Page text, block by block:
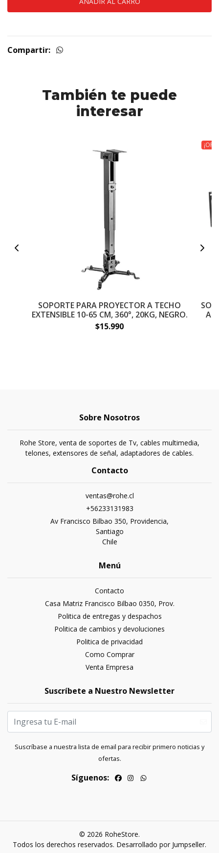
Compartir:
También te puede
interesar
SOPORTE PARA PROYECTOR A TECHO
EXTENSIBLE 10-65 CM, 360°, 20KG, NEGRO.
$15.990
Sobre Nosotros
Rohe Store, venta de soportes de Tv, cables multimedia,
telones, extensores de señal, adaptadores de cables.
Contacto
ventas@rohe.cl
+56233131983
Av Francisco Bilbao 350, Providencia,
Santiago
Chile
Menú
Contacto
Casa Matriz Francisco Bilbao 0350, Prov.
Politica de entregas y despachos
Politica de cambios y devoluciones
Politica de privacidad
Como Comprar
Venta Empresa
Suscríbete a Nuestro Newsletter
Suscríbase a nuestra lista de email para recibir primero noticias y
ofertas.
Síguenos:
© 2026 RoheStore.
Todos los derechos reservados. Desarrollado por Jumpseller.